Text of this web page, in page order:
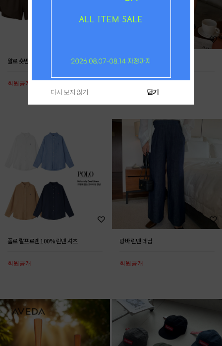
알로 숏반바지
회원공개
폴로 여성 성조기 반팔티
회원공개
폴로 랄프로렌 100% 린넨 셔츠
회원공개
랑바 린넨 데님
회원공개
다시 보지 않기 닫기